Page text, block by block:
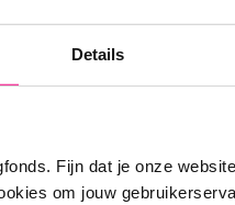
Details
Fijn dat je onze
om jouw